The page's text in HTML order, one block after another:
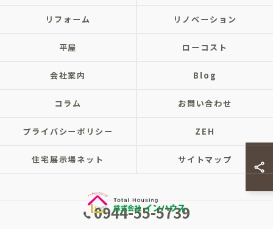
0944-55-5739
リフォーム リノベーション
平屋 ローコスト
会社案内 Blog
コラム お問い合わせ
プライバシーポリシー ZEH
住宅展示場ネット サイトマップ